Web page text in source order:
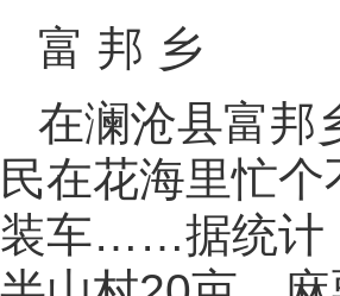
富 邦 乡
在澜沧县富邦
民在花海里忙
装车……据统计